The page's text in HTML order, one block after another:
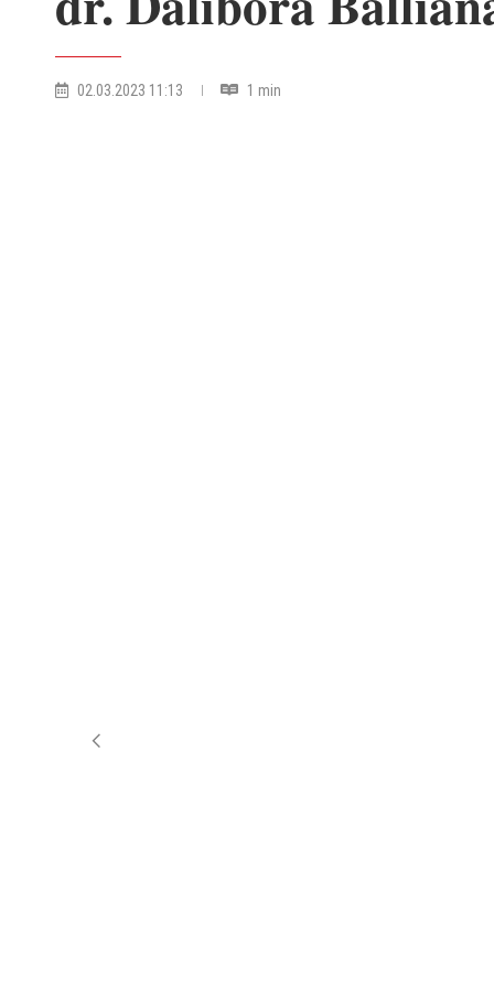
02.03.2023 11:13 1 min